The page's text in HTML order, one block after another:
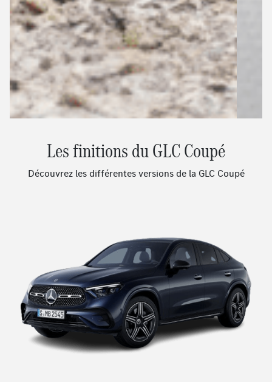
Les finitions du GLC Coupé
Découvrez les différentes versions de la GLC Coupé